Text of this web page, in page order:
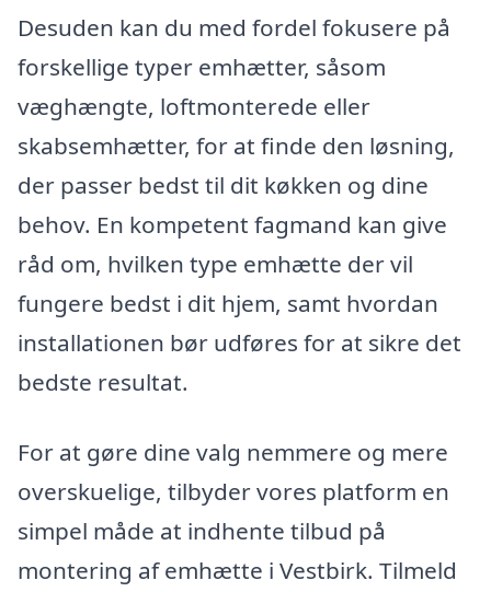
Desuden kan du med fordel fokusere på
forskellige typer emhætter, såsom
væghængte, loftmonterede eller
skabsemhætter, for at finde den løsning,
der passer bedst til dit køkken og dine
behov. En kompetent fagmand kan give
råd om, hvilken type emhætte der vil
fungere bedst i dit hjem, samt hvordan
installationen bør udføres for at sikre det
bedste resultat.
For at gøre dine valg nemmere og mere
overskuelige, tilbyder vores platform en
simpel måde at indhente tilbud på
montering af emhætte i Vestbirk. Tilmeld